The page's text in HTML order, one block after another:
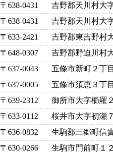
〒638-0431 吉野郡天川村大
〒638-0431 吉野郡天川村大
〒633-2421 吉野郡東吉野村
〒648-0307 吉野郡野迫川村
〒637-0043 五條市新町２丁
〒637-0005 五條市須恵３丁
〒639-2312 御所市大字櫛羅
〒633-0112 桜井市大字初瀬
〒636-0832 生駒郡三郷町信
〒630-0266 生駒市門前町１